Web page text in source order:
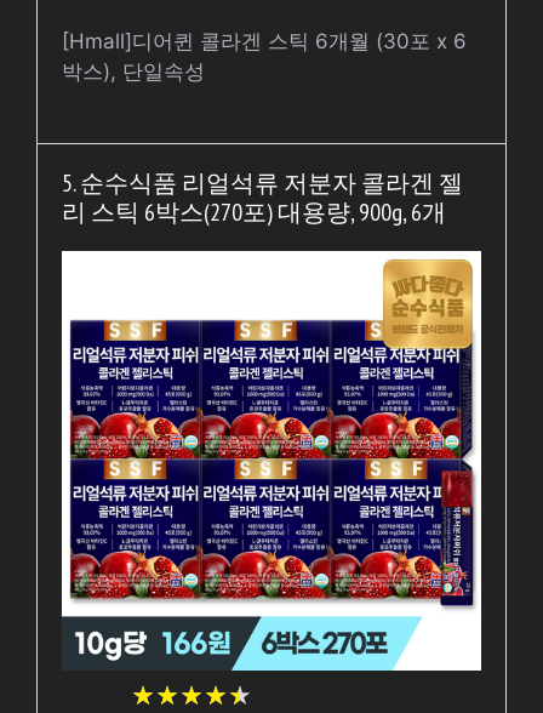
[Hmall]디어퀸 콜라겐 스틱 6개월 (30포 x 6
박스), 단일속성
5. 순수식품 리얼석류 저분자 콜라겐 젤
리 스틱 6박스(270포) 대용량, 900g, 6개
★★★★★
★★★★★